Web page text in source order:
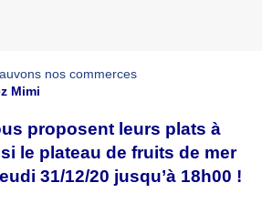
Mimi
proposent leurs plats à
le plateau de fruits de mer
31/12/20 jusqu’à 18h00 !